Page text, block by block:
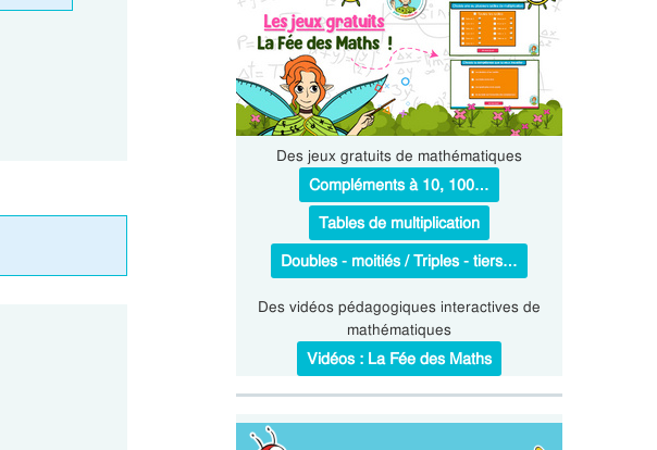
Des jeux gratuits de mathématiques
Compléments à 10, 100…
Tables de multiplication
Doubles - moitiés / Triples - tiers…
Des vidéos pédagogiques interactives de
mathématiques
Vidéos : La Fée des Maths